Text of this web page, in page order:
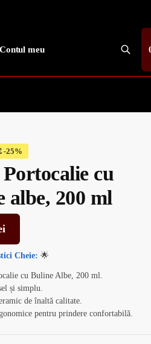
Contul meu
cu
albe, 200 ml
Cheie: 🌟
cu Buline Albe, 200 ml.
și simplu.
de înaltă calitate.
pentru prindere confortabilă.